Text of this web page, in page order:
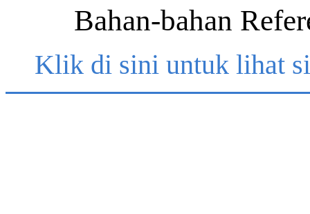
Bahan-bahan
Klik di sini untuk lihat